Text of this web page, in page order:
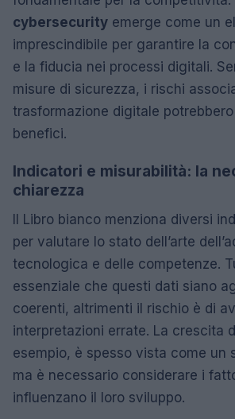
cybersecurity emerge come un
imprescindibile per garantire la
e la fiducia nei processi digitali.
misure di sicurezza, i rischi
trasformazione digitale
benefici.
Indicatori e misurabilità: la
chiarezza
Il Libro bianco menziona diversi
per valutare lo stato dell’arte
tecnologica e delle competenze.
essenziale che questi dati siano
coerenti, altrimenti il rischio è di
interpretazioni errate. La crescita
esempio, è spesso vista come un
ma è necessario considerare i
influenzano il loro sviluppo.